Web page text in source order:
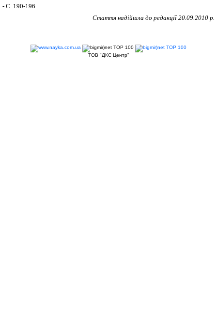
- С. 190-196.
Стаття надійшла до редакції 20.09 .2010 р.
ТОВ "ДКС Центр"